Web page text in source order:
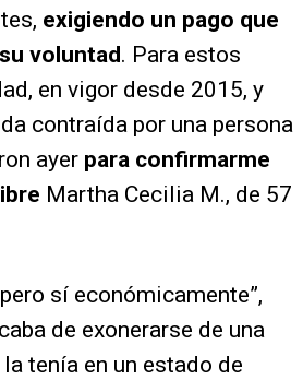
exigiendo un pago que
voluntad. Para estos
en vigor desde 2015, y
contraída por una persona
ayer para confirmarme
Martha Cecilia M., de 57
sí económicamente”,
de exonerarse de una
tenía en un estado de